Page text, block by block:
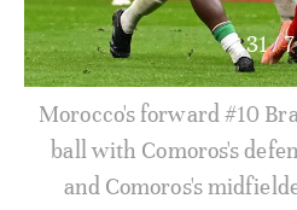
7
/
31
Morocco's forward #10
ball with Comoros's
and Comoros's